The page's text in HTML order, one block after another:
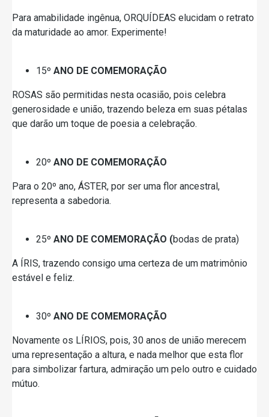
Para amabilidade ingênua, ORQUÍDEAS elucidam o retrato
da maturidade ao amor. Experimente!
15º ANO DE COMEMORAÇÃO
ROSAS são permitidas nesta ocasião, pois celebra
generosidade e união, trazendo beleza em suas pétalas
que darão um toque de poesia a celebração.
20º ANO DE COMEMORAÇÃO
Para o 20º ano, ÁSTER, por ser uma flor ancestral,
representa a sabedoria.
25º ANO DE COMEMORAÇÃO (bodas de prata)
A ÍRIS, trazendo consigo uma certeza de um matrimônio
estável e feliz.
30º ANO DE COMEMORAÇÃO
Novamente os LÍRIOS, pois, 30 anos de união merecem
uma representação a altura, e nada melhor que esta flor
para simbolizar fartura, admiração um pelo outro e cuidado
mútuo.